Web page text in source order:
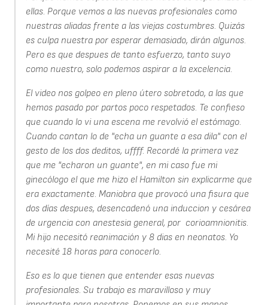
ellas. Porque vemos a las nuevas profesionales como
nuestras aliadas frente a las viejas costumbres. Quizás
es culpa nuestra por esperar demasiado, dirán algunos.
Pero es que despues de tanto esfuerzo, tanto suyo
como nuestro, solo podemos aspirar a la excelencia.
El video nos golpeo en pleno útero sobretodo, a las que
hemos pasado por partos poco respetados. Te confieso
que cuando lo vi una escena me revolvió el estómago.
Cuando cantan lo de "echa un guante a esa dila" con el
gesto de los dos deditos, uffff. Recordé la primera vez
que me "echaron un guante", en mi caso fue mi
ginecólogo el que me hizo el Hamilton sin explicarme que
era exactamente. Maniobra que provocó una fisura que
dos días despues, desencadenó una induccion y cesárea
de urgencia con anestesia general, por corioamnionitis.
Mi hijo necesitó reanimación y 8 dias en neonatos. Yo
necesité 18 horas para conocerlo.
Eso es lo que tienen que entender esas nuevas
profesionales. Su trabajo es maravilloso y muy